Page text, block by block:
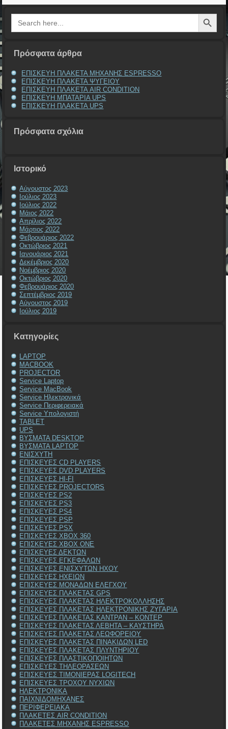
Search
for:
Search Button
Πρόσφατα άρθρα
ΕΠΙΣΚΕΥΗ ΠΛΑΚΕΤΑ ΜΗΧΑΝΗΣ ESPRESSO
ΕΠΙΣΚΕΥΗ ΠΛΑΚΕΤΑ ΨΥΓΕΙΟΥ
ΕΠΙΣΚΕΥΗ ΠΛΑΚΕΤΑ AIR CONDITION
ΕΠΙΣΚΕΥΗ ΜΠΑΤΑΡΙΑ UPS
ΕΠΙΣΚΕΥΗ ΠΛΑΚΕΤΑ UPS
Πρόσφατα σχόλια
Ιστορικό
Αύγουστος 2023
Ιούλιος 2023
Ιούλιος 2022
Μάιος 2022
Απρίλιος 2022
Μάρτιος 2022
Φεβρουάριος 2022
Οκτώβριος 2021
Ιανουάριος 2021
Δεκέμβριος 2020
Νοέμβριος 2020
Οκτώβριος 2020
Φεβρουάριος 2020
Σεπτέμβριος 2019
Αύγουστος 2019
Ιούλιος 2019
Kατηγορίες
LAPTOP
MACBOOK
PROJECTOR
Service Laptop
Service MacBook
Service Ηλεκτρονικά
Service Περιφερειακά
Service Υπολογιστή
TABLET
UPS
ΒΥΣΜΑΤΑ DESKTOP
ΒΥΣΜΑΤΑ LAPTOP
ΕΝΙΣΧΥΤΗ
ΕΠΙΣΚΕΥΕΣ CD PLAYERS
ΕΠΙΣΚΕΥΕΣ DVD PLAYERS
ΕΠΙΣΚΕΥΕΣ HI-FI
ΕΠΙΣΚΕΥΕΣ PROJECTORS
ΕΠΙΣΚΕΥΕΣ PS2
ΕΠΙΣΚΕΥΕΣ PS3
ΕΠΙΣΚΕΥΕΣ PS4
ΕΠΙΣΚΕΥΕΣ PSP
ΕΠΙΣΚΕΥΕΣ PSX
ΕΠΙΣΚΕΥΕΣ XBOX 360
ΕΠΙΣΚΕΥΕΣ XBOX ONE
ΕΠΙΣΚΕΥΕΣ ΔΕΚΤΩΝ
ΕΠΙΣΚΕΥΕΣ ΕΓΚΕΦΑΛΩΝ
ΕΠΙΣΚΕΥΕΣ ΕΝΙΣΧΥΤΩΝ ΗΧΟΥ
ΕΠΙΣΚΕΥΕΣ ΗΧΕΙΩΝ
ΕΠΙΣΚΕΥΕΣ ΜΟΝΑΔΩΝ ΕΛΕΓΧΟΥ
ΕΠΙΣΚΕΥΕΣ ΠΛΑΚΕΤΑΣ GPS
ΕΠΙΣΚΕΥΕΣ ΠΛΑΚΕΤΑΣ ΗΛΕΚΤΡΟΚΟΛΛΗΣΗΣ
ΕΠΙΣΚΕΥΕΣ ΠΛΑΚΕΤΑΣ ΗΛΕΚΤΡΟΝΙΚΗΣ ΖΥΓΑΡΙΑ
ΕΠΙΣΚΕΥΕΣ ΠΛΑΚΕΤΑΣ ΚΑΝΤΡΑΝ – ΚΟΝΤΕΡ
ΕΠΙΣΚΕΥΕΣ ΠΛΑΚΕΤΑΣ ΛΕΒΗΤΑ – ΚΑΥΣΤΗΡΑ
ΕΠΙΣΚΕΥΕΣ ΠΛΑΚΕΤΑΣ ΛΕΩΦΟΡΕΙΟΥ
ΕΠΙΣΚΕΥΕΣ ΠΛΑΚΕΤΑΣ ΠΙΝΑΚΙΔΩΝ LED
ΕΠΙΣΚΕΥΕΣ ΠΛΑΚΕΤΑΣ ΠΛΥΝΤΗΡΙΟΥ
ΕΠΙΣΚΕΥΕΣ ΠΛΑΣΤΙΚΟΠΟΙΗΤΩΝ
ΕΠΙΣΚΕΥΕΣ ΤΗΛΕΟΡΑΣΕΩΝ
ΕΠΙΣΚΕΥΕΣ ΤΙΜΟΝΙΕΡΑΣ LOGITECH
ΕΠΙΣΚΕΥΕΣ ΤΡΟΧΟΥ ΝΥΧΙΩΝ
ΗΛΕΚΤΡΟΝΙΚΑ
ΠΑΙΧΝΙΔΟΜΗΧΑΝΕΣ
ΠΕΡΙΦΕΡΕΙΑΚΑ
ΠΛΑΚΕΤΕΣ AIR CONDITION
ΠΛΑΚΕΤΕΣ ΜΗΧΑΝΗΣ ESPRESSO